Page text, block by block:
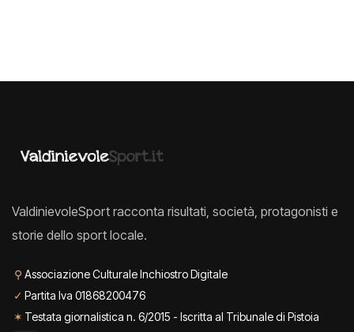
ValdinievoleSport racconta risultati, società, protagonisti e
storie dello sport locale.
⚲ Associazione Culturale Inchiostro Digitale
✓ Partita Iva 01868200476
✶ Testata giornalistica n. 6/2015 - Iscritta al Tribunale di Pistoia